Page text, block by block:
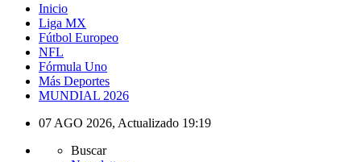
Inicio
Liga MX
Fútbol Europeo
NFL
Fórmula Uno
Más Deportes
MUNDIAL 2026
07 AGO 2026, Actualizado 19:19
Buscar